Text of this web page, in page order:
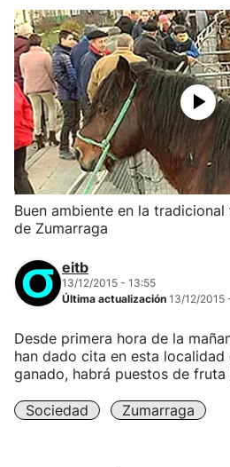
Buen ambiente en la
de Zumarraga
eitb
13/12/2015 - 13:55
Última actualización 13/12/2015
Desde primera hora de la
han dado cita en esta localidad
ganado, habrá puestos de fruta
Sociedad Zumarraga